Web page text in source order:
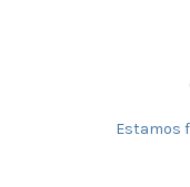
Estamos